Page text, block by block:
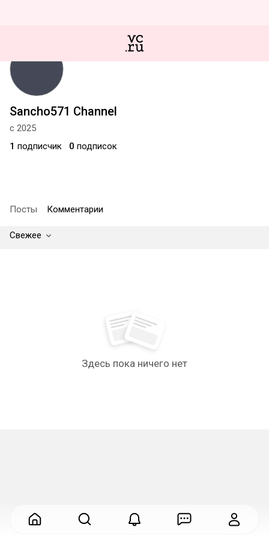
Sancho571 Channel
с 2025
1 подписчик 0 подписок
Посты Комментарии
Свежее
Здесь пока ничего нет